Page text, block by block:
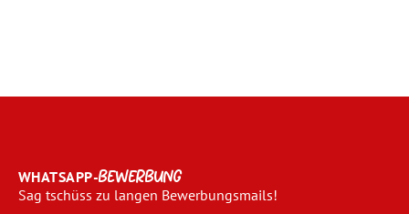
WHATSAPP-BEWERBUNG
Sag tschüss zu langen Bewerbungsmails!